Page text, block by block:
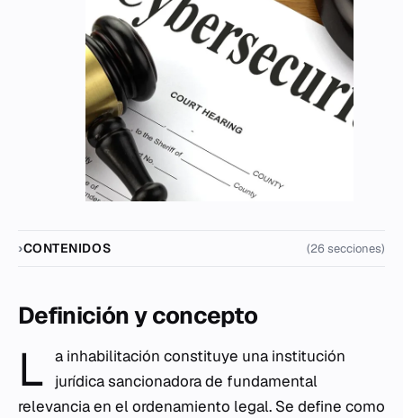
CONTENIDOS (26 secciones)
Definición y concepto
L a inhabilitación constituye una institución
jurídica sancionadora de fundamental
relevancia en el ordenamiento legal. Se define como